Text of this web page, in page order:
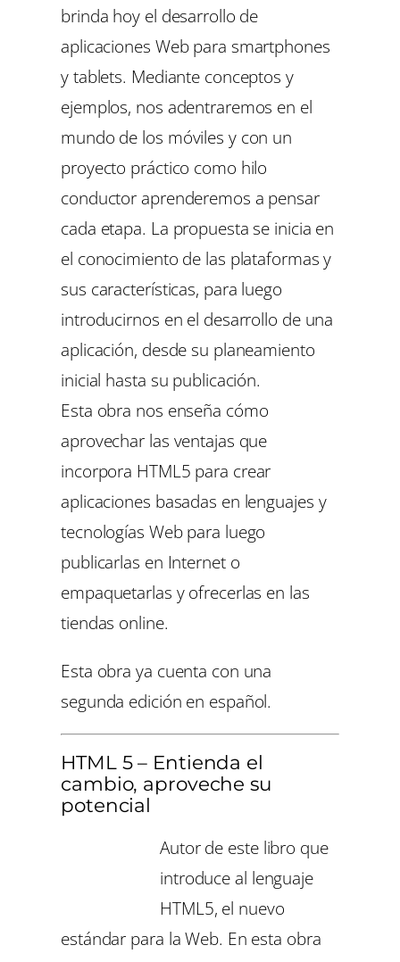
brinda hoy el desarrollo de
aplicaciones Web para smartphones
y tablets. Mediante conceptos y
ejemplos, nos adentraremos en el
mundo de los móviles y con un
proyecto práctico como hilo
conductor aprenderemos a pensar
cada etapa. La propuesta se inicia en
el conocimiento de las plataformas y
sus características, para luego
introducirnos en el desarrollo de una
aplicación, desde su planeamiento
inicial hasta su publicación.
Esta obra nos enseña cómo
aprovechar las ventajas que
incorpora HTML5 para crear
aplicaciones basadas en lenguajes y
tecnologías Web para luego
publicarlas en Internet o
empaquetarlas y ofrecerlas en las
tiendas online.
Esta obra ya cuenta con una
segunda edición en español.
HTML 5 – Entienda el
cambio, aproveche su
potencial
Autor de este libro que
introduce al lenguaje
HTML5, el nuevo
estándar para la Web. En esta obra